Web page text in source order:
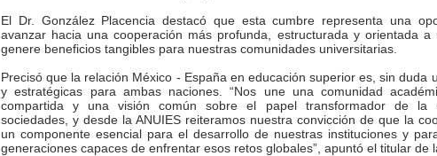
El Dr. González Placencia destacó que esta cumbre representa una
avanzar hacia una cooperación más profunda, estructurada y orientada a
genere beneficios tangibles para nuestras comunidades universitarias.
Precisó que la relación México - España en educación superior es, sin duda
y estratégicas para ambas naciones. “Nos une una comunidad
compartida y una visión común sobre el papel transformador de la
sociedades, y desde la ANUIES reiteramos nuestra convicción de que la
un componente esencial para el desarrollo de nuestras instituciones y
generaciones capaces de enfrentar esos retos globales”, apuntó el titular de